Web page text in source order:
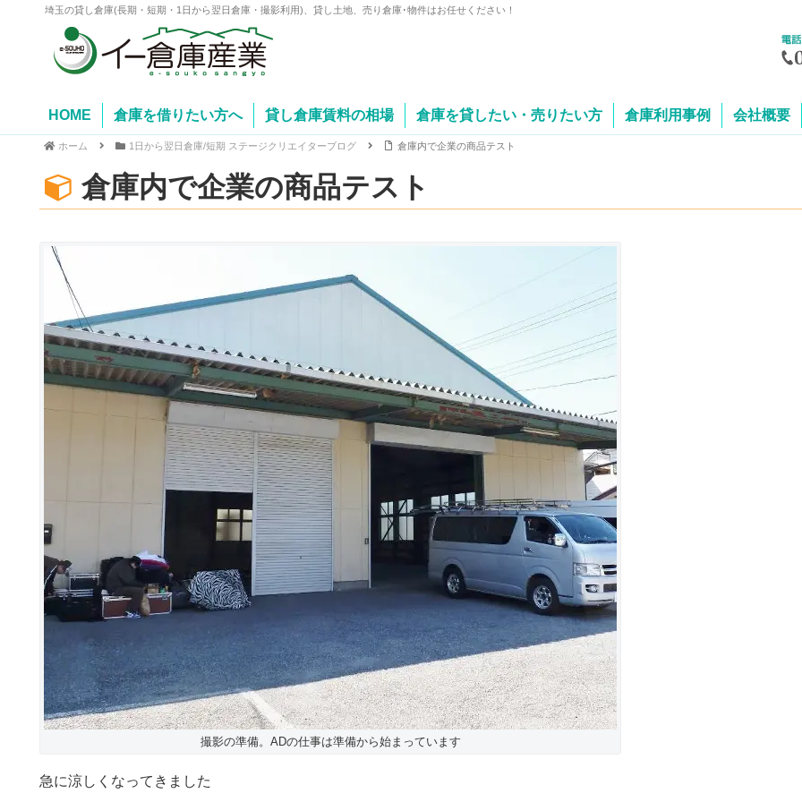
埼玉の貸し倉庫(長期・短期・1日から翌日倉庫・撮影利用)、貸し土地、売り倉庫･物件はお任せください！
HOME 倉庫を借りたい方へ 貸し倉庫賃料の相場 倉庫を貸したい・売りたい方 倉庫利用事例 会社概要
ホーム 1日から翌日倉庫/短期 ステージクリエイターブログ 倉庫内で企業の商品テスト
倉庫内で企業の商品テスト
撮影の準備。ADの仕事は準備から始まっています
急に涼しくなってきました